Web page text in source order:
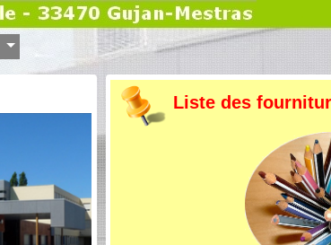
Liste des